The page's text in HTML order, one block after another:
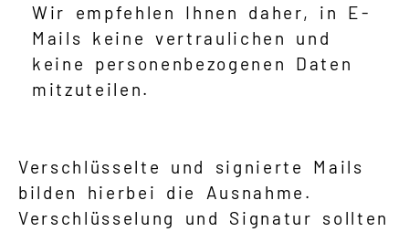
Wir empfehlen Ihnen daher, in E-
Mails keine vertraulichen und
keine personenbezogenen Daten
mitzuteilen.
Verschlüsselte und signierte Mails
bilden hierbei die Ausnahme.
Verschlüsselung und Signatur sollten